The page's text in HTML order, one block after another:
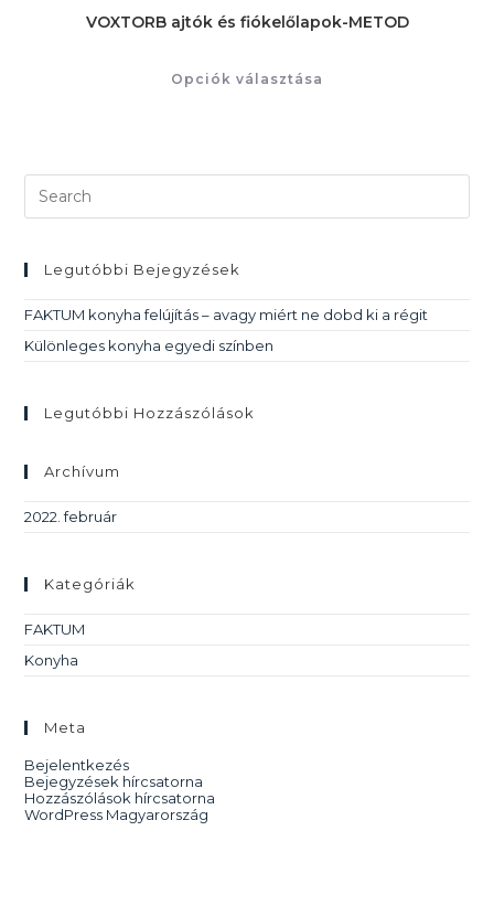
VOXTORB ajtók és fiókelőlapok-METOD
Opciók választása
Legutóbbi Bejegyzések
FAKTUM konyha felújítás – avagy miért ne dobd ki a régit
Különleges konyha egyedi színben
Legutóbbi Hozzászólások
Archívum
2022. február
Kategóriák
FAKTUM
Konyha
Meta
Bejelentkezés
Bejegyzések hírcsatorna
Hozzászólások hírcsatorna
WordPress Magyarország